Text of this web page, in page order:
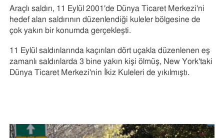
2
numaralı
Twitter
paylaşımının
sonu
Araçlı saldırı, 11 Eylül 2001'de Dünya Ticaret Merkezi'ni
hedef alan saldırının düzenlendiği kuleler bölgesine de
çok yakın bir konumda gerçekleşti.
11 Eylül saldırılarında kaçırılan dört uçakla düzenlenen eş
zamanlı saldırılarda 3 bine yakın kişi ölmüş, New York'taki
Dünya Ticaret Merkezi'nin İkiz Kuleleri de yıkılmıştı.